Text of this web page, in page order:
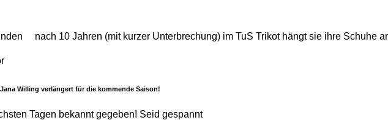
nach 10 Jahren (mit kurzer Unterbrechung) im TuS Trikot hängt sie ihre Schuhe
Willing verlängert für die kommende Saison!
Tagen bekannt gegeben! Seid gespannt